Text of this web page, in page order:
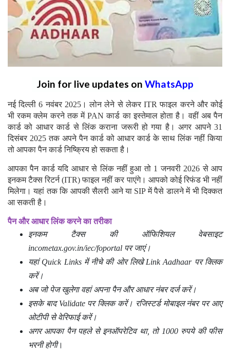
Join for live updates on WhatsApp
नई दिल्ली 6 नवंबर 2025। लोन लेने से लेकर ITR फाइल करने और कोई
भी रकम क्लेम करने तक में PAN कार्ड का इस्तेमाल होता है। वहीं अब पैन
कार्ड को आधार कार्ड से लिंक कराना जरूरी हो गया है। अगर आपने 31
दिसंबर 2025 तक अपने पैन कार्ड को आधार कार्ड के साथ लिंक नहीं किया
तो आपका पैन कार्ड निष्क्रिय हो सकता है।
आपका पैन कार्ड यदि आधार से लिंक नहीं हुआ तो 1 जनवरी 2026 से आप
इनकम टैक्स रिटर्न (ITR) फाइल नहीं कर पाएंगे। आपको कोई रिफंड भी नहीं
मिलेगा। यहां तक कि आपकी सैलरी आने या SIP में पैसे डालने में भी दिक्कत
आ सकती है।
पैन और आधार लिंक करने का तरीका
इनकम टैक्स की ऑफिशियल वेबसाइट
incometax.gov.in/iec/foportal पर जाएं।
यहां Quick Links में नीचे की ओर लिखे Link Aadhaar पर क्लिक
करें।
अब जो पेज खुलेगा वहां अपना पैन और आधार नंबर दर्ज करें।
इसके बाद Validate पर क्लिक करें। रजिस्टर्ड मोबाइल नंबर पर आए
ओटीपी से वेरिफाई करें।
अगर आपका पैन पहले से इनऑपरेटिव था, तो 1000 रुपये की फीस
भरनी होगी।